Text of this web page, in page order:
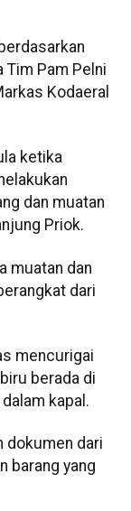
Tim Pam Pelni
Kodaeral
ketika
dan muatan
Priok.
muatan dan
dari
mencurigai
berada di
kapal.
dokumen dari
barang yang